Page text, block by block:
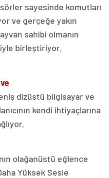
sayesinde komutları
ve gerçeğe yakın
sahibi olmanın
birleştiriyor.
dizüstü bilgisayar ve
kendi ihtiyaçlarına
olağanüstü eğlence
Yüksek Sesle